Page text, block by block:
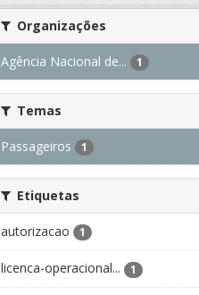
Organizações
Agência Nacional de... 1
Temas
Passageiros 1
Etiquetas
autorizacao 1
licenca-operacional... 1